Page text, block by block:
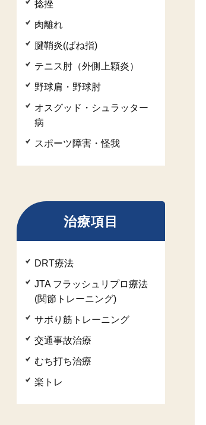
捻挫
肉離れ
腱鞘炎(ばね指)
テニス肘（外側上顆炎）
野球肩・野球肘
オスグッド・シュラッター
病
スポーツ障害・怪我
治療項目
DRT療法
JTA フラッシュリプロ療法
(関節トレーニング)
サボり筋トレーニング
交通事故治療
むち打ち治療
楽トレ